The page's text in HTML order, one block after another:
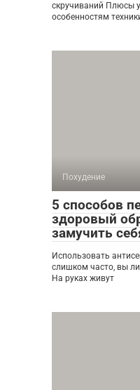
скручиваний Плюсы
особенностям
Похудение
5 способов
здоровый
замучить
Использовать
слишком часто, вы
На руках живут